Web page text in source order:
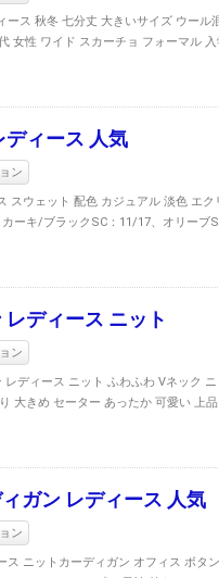
ース 秋冬 七分丈 大きいサイズ ウー
女性 ワイド スカーチョ フォーマル
ディース 人気
ン
スウェット 配色 カジュアル 淡色 エ
カーキ/ブラックSC：11/17、オリーブ
レディース ニット
ン
レディース ニット ふわふわ Vネック
大きめ セーター あったか 可愛い 上
ガン レディース 人気
ン
ス ニットカーディガン オフィス ボタ